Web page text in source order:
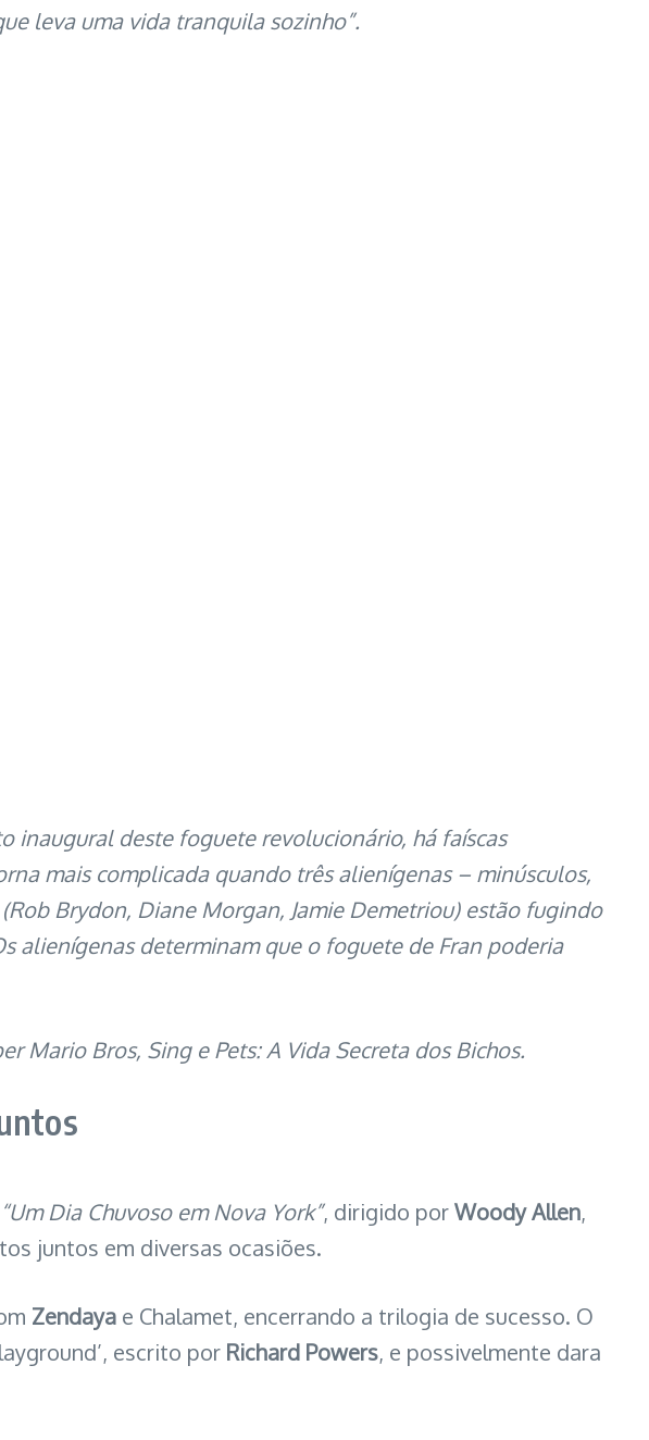
leva uma vida tranquila sozinho”.
inaugural deste foguete revolucionário, há faíscas
mais complicada quando três alienígenas – minúsculos,
Brydon, Diane Morgan, Jamie Demetriou) estão fugindo
alienígenas determinam que o foguete de Fran poderia
Mario Bros, Sing e Pets: A Vida Secreta dos Bichos.
“Um Dia Chuvoso em Nova York”, dirigido porWoody Allen,
juntos em diversas ocasiões.
Zendaya e Chalamet, encerrando a trilogia de sucesso. O
escrito por Richard Powers, e possivelmente dara